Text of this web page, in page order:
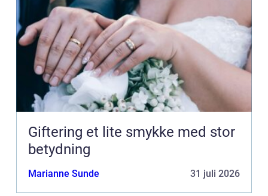
Giftering et lite smykke med stor
betydning
Marianne Sunde 31 juli 2026